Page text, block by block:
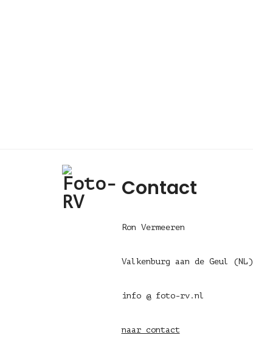
Contact
Ron Vermeeren
Valkenburg aan de Geul (NL)
info @ foto-rv.nl
naar contact